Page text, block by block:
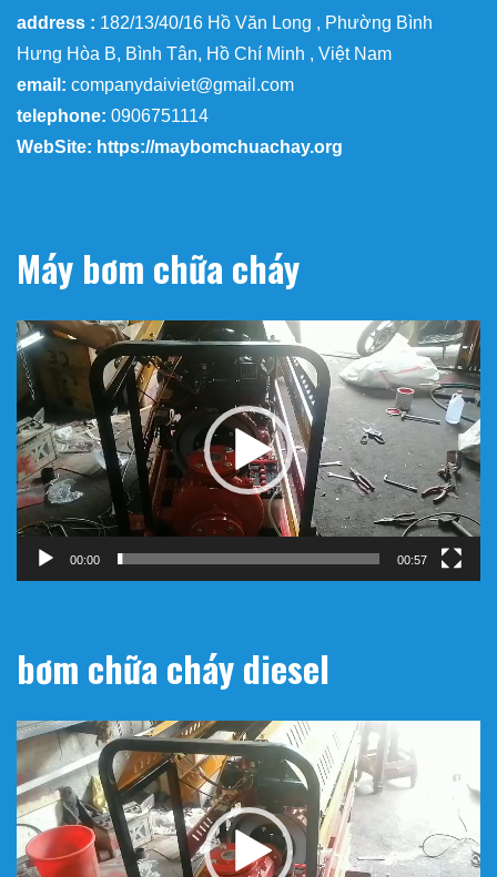
address : 182/13/40/16 Hồ Văn Long , Phường Bình
Hưng Hòa B, Bình Tân, Hồ Chí Minh , Việt Nam
email: companydaiviet@gmail.com
telephone: 0906751114
WebSite: https://maybomchuachay.org
Máy bơm chữa cháy
Trình
chơi
Video
00:00 00:57
bơm chữa cháy diesel
Trình
chơi
Video